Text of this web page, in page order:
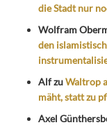
die Stadt nur
Wolfram
den
AlfzuWaltrop
mäht, statt zu
Axel